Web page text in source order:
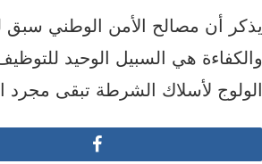
يذكر أن مصالح الأمن الوطني
والكفاءة هي السبيل الوحيد
الولوج لأسلاك الشرطة تبقى